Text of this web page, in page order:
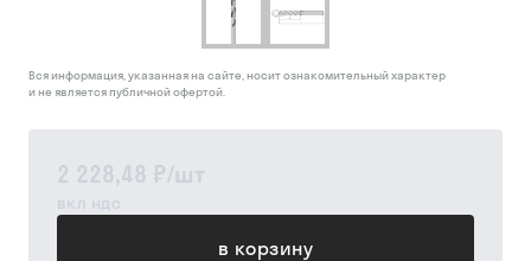
2 228,48 ₽/шт
вкл ндс
в корзину
Вся информация, указанная на сайте, носит ознакомительный характер
и не является публичной офертой.